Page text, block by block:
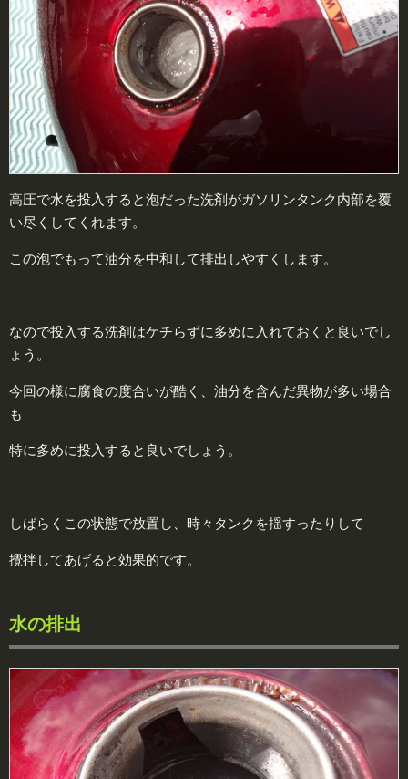
高圧で水を投入すると泡だった洗剤がガソリンタンク内部を覆
い尽くしてくれます。
この泡でもって油分を中和して排出しやすくします。
なので投入する洗剤はケチらずに多めに入れておくと良いでし
ょう。
今回の様に腐食の度合いが酷く、油分を含んだ異物が多い場合
も
特に多めに投入すると良いでしょう。
しばらくこの状態で放置し、時々タンクを揺すったりして
攪拌してあげると効果的です。
水の排出